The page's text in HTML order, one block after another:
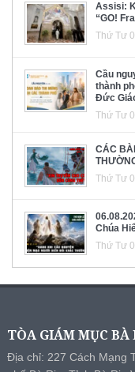
Assisi:
“GO!
Thứ Tư
Cầu
thành
Đức
Thứ Tư
CÁC
Thứ Tư
Chúa
Thứ Tư
TÒA GIÁM MỤC BÀ
Địa chỉ: 227 Cách Mạng